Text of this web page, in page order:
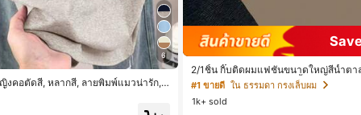
6
งคอตัดสี, หลากสี, ลายพิมพ์แมวน่ารัก, เ
2/1ชิ้น กิ๊บติดผมแฟชั่นขนาดใหญ่สีน้ำตา
ญิง เหมาะสำหรับการอาบน้ำ ล้างหน้า แ
#1 ขายดี ใน ธรรมดา กรงเล็บผม
1k+ sold